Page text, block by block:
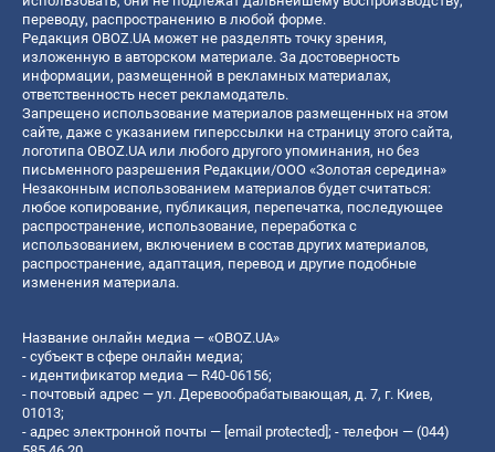
переводу, распространению в любой форме.
Редакция OBOZ.UA может не разделять точку зрения,
изложенную в авторском материале. За достоверность
информации, размещенной в рекламных материалах,
ответственность несет рекламодатель.
Запрещено использование материалов размещенных на этом
сайте, даже с указанием гиперссылки на страницу этого сайта,
логотипа OBOZ.UA или любого другого упоминания, но без
письменного разрешения Редакции/ООО «Золотая середина»
Незаконным использованием материалов будет считаться:
любое копирование, публикация, перепечатка, последующее
распространение, использование, переработка с
использованием, включением в состав других материалов,
распространение, адаптация, перевод и другие подобные
изменения материала.
Название онлайн медиа — «OBOZ.UA»
- субъект в сфере онлайн медиа;
- идентификатор медиа — R40-06156;
- почтовый адрес — ул. Деревообрабатывающая, д. 7, г. Киев,
01013;
- адрес электронной почты — [email protected]; - телефон — (044)